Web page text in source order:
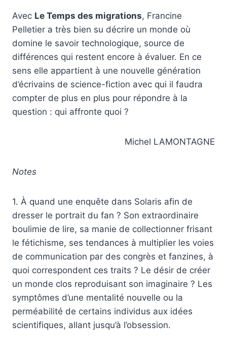
Avec Le Temps des migrations, Francine
Pelletier a très bien su décrire un monde où
domine le savoir technologique, source de
différences qui restent encore à évaluer. En ce
sens elle appartient à une nouvelle génération
d’écrivains de science-fiction avec qui il faudra
compter de plus en plus pour répondre à la
question : qui affronte quoi ?
Michel LAMONTAGNE
Notes
1. À quand une enquête dans Solaris afin de
dresser le portrait du fan ? Son extraordinaire
boulimie de lire, sa manie de collectionner frisant
le fétichisme, ses tendances à multiplier les voies
de communication par des congrès et fanzines, à
quoi correspondent ces traits ? Le désir de créer
un monde clos reproduisant son imaginaire ? Les
symptômes d’une mentalité nouvelle ou la
perméabilité de certains individus aux idées
scientifiques, allant jusqu’à l’obsession.